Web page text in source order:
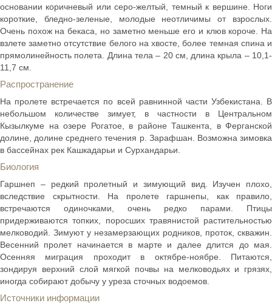
основании коричневый или серо-желтый, темный к вершине. Ноги
короткие, бледно-зеленые, молодые неотличимы от взрослых.
Очень похож на бекаса, но заметно меньше его и клюв короче. На
взлете заметно отсутствие белого на хвосте, более темная спина и
прямолинейность полета. Длина тела – 20 см, длина крыла – 10,1-
11,7 см.
Распространение
На пролете встречается по всей равнинной части Узбекистана. В
небольшом количестве зимует, в частности в Центральном
Кызылкуме на озере Рогатое, в районе Ташкента, в Ферганской
долине, долине среднего течения р. Зарафшан. Возможна зимовка
в бассейнах рек Кашкадарьи и Сурхандарьи.
Биология
Гаршнеп – редкий пролетный и зимующий вид. Изучен плохо,
вследствие скрытности. На пролете гаршнепы, как правило,
встречаются одиночками, очень редко парами. Птицы
придерживаются топких, поросших травянистой растительностью
мелководий. Зимуют у незамерзающих родников, проток, скважин.
Весенний пролет начинается в марте и далее длится до мая.
Осенняя миграция проходит в октябре-ноябре. Питаются,
зондируя верхний слой мягкой почвы на мелководьях и грязях,
иногда собирают добычу у уреза сточных водоемов.
Источники информации